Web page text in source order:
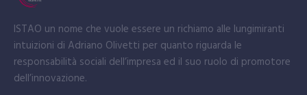
ISTAO un nome che vuole essere un richiamo alle lungimiranti
intuizioni di Adriano Olivetti per quanto riguarda le
responsabilità sociali dell’impresa ed il suo ruolo di promotore
dell’innovazione.